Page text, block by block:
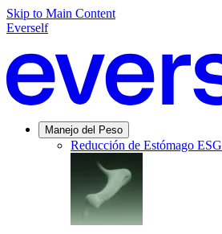
Skip to Main Content
Everself
Manejo del Peso
Reducción de Estómago ESG